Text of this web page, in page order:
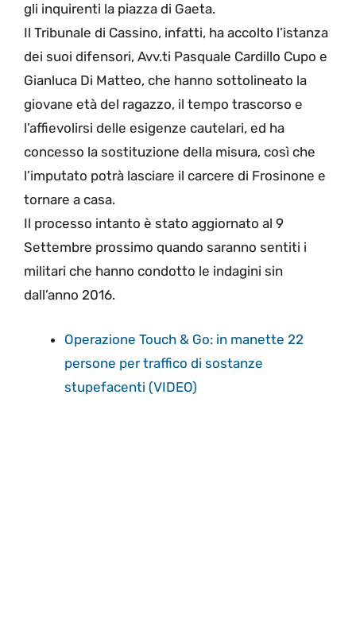
gli inquirenti la piazza di Gaeta.
Il Tribunale di Cassino, infatti, ha accolto l’istanza
dei suoi difensori, Avv.ti Pasquale Cardillo Cupo e
Gianluca Di Matteo, che hanno sottolineato la
giovane età del ragazzo, il tempo trascorso e
l’affievolirsi delle esigenze cautelari, ed ha
concesso la sostituzione della misura, così che
l’imputato potrà lasciare il carcere di Frosinone e
tornare a casa.
Il processo intanto è stato aggiornato al 9
Settembre prossimo quando saranno sentiti i
militari che hanno condotto le indagini sin
dall’anno 2016.
Operazione Touch & Go: in manette 22
persone per traffico di sostanze
stupefacenti (VIDEO)